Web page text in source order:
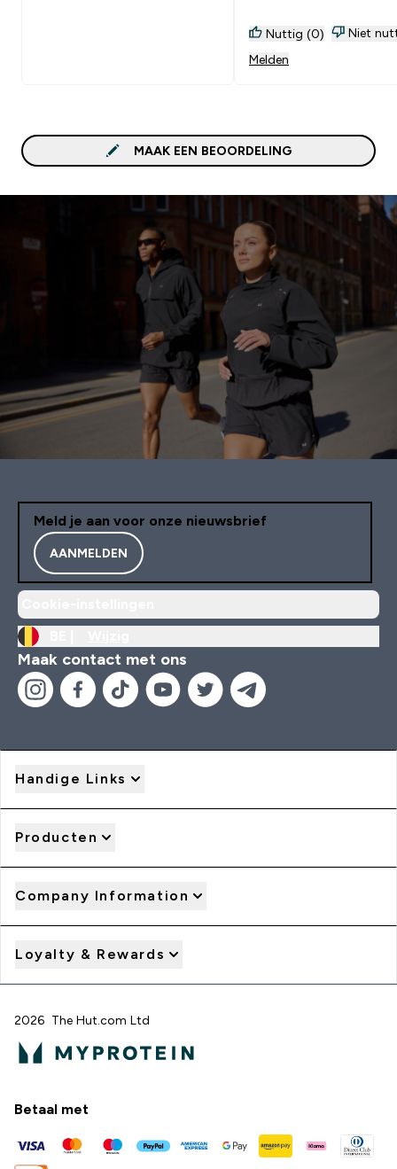
Nuttig (0)
Niet
Melden
MAAK EEN BEOORDELING
Meld je aan voor onze nieuwsbrief
AANMELDEN
Maak contact met ons
Handige Links
Producten
Company Information
Loyalty & Rewards
2026 The Hut.com Ltd
Betaal met